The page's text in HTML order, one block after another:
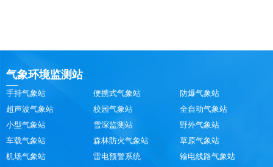
气象环境监测站
手持气象站 便携式气象站
防爆气象站
超声波气象站
校园气象站
全自动气象站
小型气象站
雪深监测站
野外气象站
车载气象站
森林防火气象站
草原气象站
机场气象站
雷电预警系统
输电线路气象站